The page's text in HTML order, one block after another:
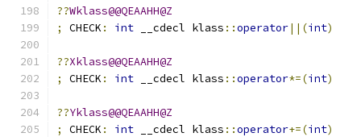
??Wklass@@QEAAHH@Z
;
CHECK : int __cdecl klass ::operator||(int)
??Xklass@@QEAAHH@Z
;
CHECK : int __cdecl klass ::operator*=(int)
??Yklass@@QEAAHH@Z
;
CHECK : int __cdecl klass ::operator+=(int)